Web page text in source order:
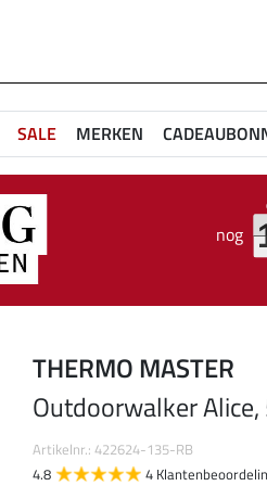
SALE MERKEN
nog
THERMO MASTER
Outdoorwalker Alice,
Artikelnr.: 422624-135-RB
4.8
4